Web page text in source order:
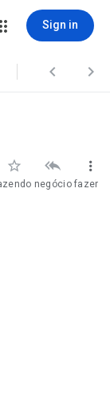
Sign in
 
  
negócio fazer